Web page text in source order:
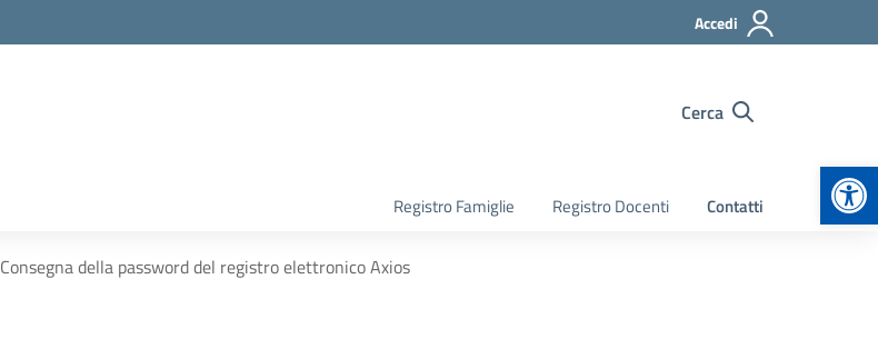
Accedi
Cerca
Registro Famiglie Registro Docenti Contatti
Consegna della password del registro elettronico Axios